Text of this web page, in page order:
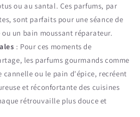
ou au santal. Ces parfums, par
sont parfaits pour une séance de
un bain moussant réparateur.
: Pour ces moments de
les parfums gourmands comme
cannelle ou le pain d'épice, recréent
et réconfortante des cuisines
rétrouvaille plus douce et